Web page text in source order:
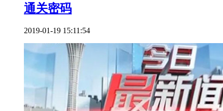
通关密码
2019-01-19 15:11:54